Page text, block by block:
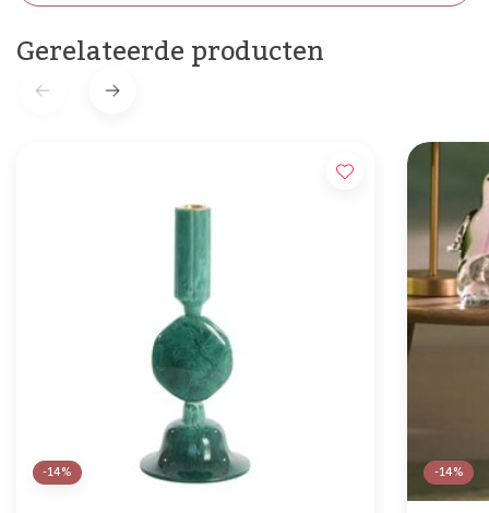
Gerelateerde producten
-14% -14%